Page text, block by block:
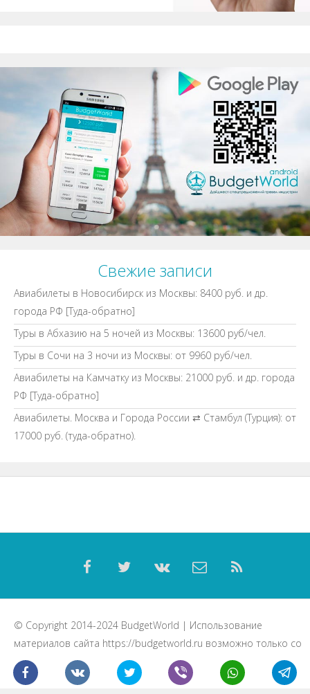
Свежие записи
Авиабилеты в Новосибирск из Москвы: 8400 руб. и др.
города РФ [Туда-обратно]
Туры в Абхазию на 5 ночей из Москвы: 13600 руб/чел.
Туры в Сочи на 3 ночи из Москвы: от 9960 руб/чел.
Авиабилеты на Камчатку из Москвы: 21000 руб. и др. города
РФ [Туда-обратно]
Авиабилеты. Москва и Города России ⇄ Стамбул (Турция): от
17000 руб. (туда-обратно).
© Copyright 2014-2024 BudgetWorld | Использование
материалов сайта https://budgetworld.ru возможно только со
ссылкой на данный ресурс.
Статьи